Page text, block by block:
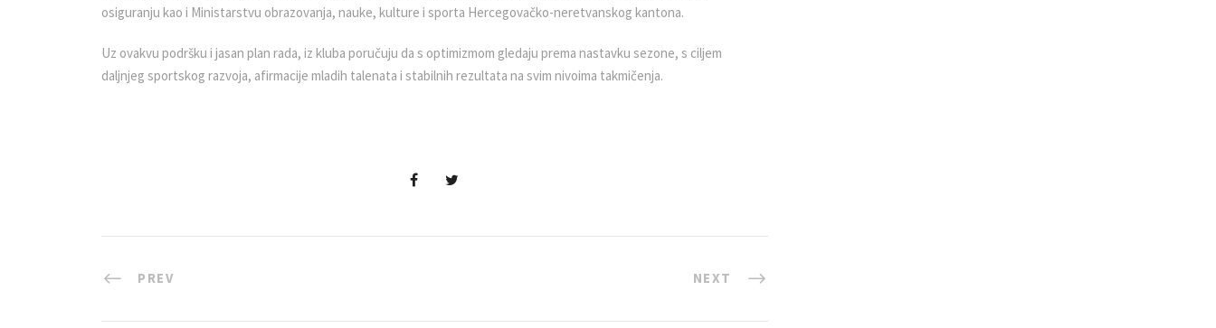
osiguranju kao i Ministarstvu obrazovanja, nauke, kulture i sporta Hercegovačko-neretvanskog kantona.
Uz ovakvu podršku i jasan plan rada, iz kluba poručuju da s optimizmom gledaju prema nastavku sezone, s ciljem
daljnjeg sportskog razvoja, afirmacije mladih talenata i stabilnih rezultata na svim nivoima takmičenja.
PREV NEXT